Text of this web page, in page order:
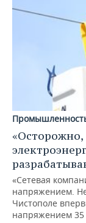
«Сетевая
напряжением.
Чистополе
напряжением 35